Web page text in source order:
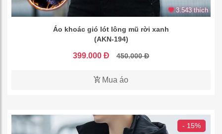
3.543 thích
Áo khoác gió lót lông mũ rời xanh
(AKN-194)
399.000 Đ 450.000 Đ
Mua áo
- 15%